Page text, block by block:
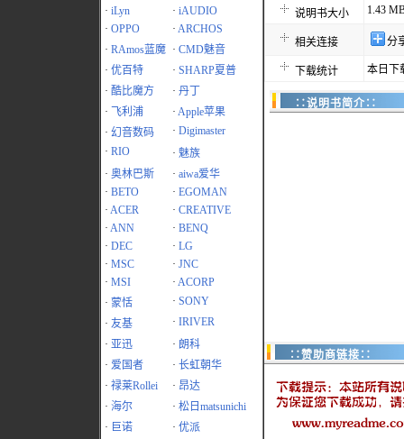
· iLyn · iAUDIO
· OPPO · ARCHOS
· RAmos蓝魔 · CMD魅音
· 优百特 · SHARP夏普
· 酷比魔方 · 丹丁
·
飞利浦 · Apple苹果
· 幻音数码 · Digimaster
· RIO · 魅族
· 奥林巴斯 · aiwa爱华
· BETO · EGOMAN
· ACER · CREATIVE
· ANN · BENQ
· DEC · LG
· MSC · JNC
· MSI · ACORP
· 蒙恬 · SONY
· 友基 · IRIVER
· 亚迅 · 朗科
· 爱国者 · 长虹朝华
· 禄莱Rollei · 昂达
· 海尔 · 松日matsunichi
· 巨诺 · 优派
说明书大小 1.43
相关连接 分
下载统计 本日下
∷说明书简介∷
∷赞助商链接∷